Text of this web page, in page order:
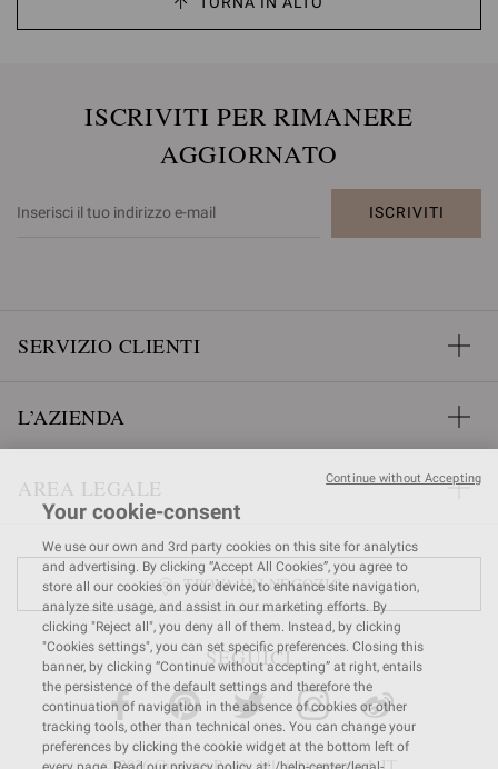
ISCRIVITI PER RIMANERE
AGGIORNATO
ISCRIVITI
SERVIZIO CLIENTI
L’AZIENDA
AREA LEGALE
TROVA UN NEGOZIO
SEGUICI
© 2026 Gianvito Rossi. All rights reserved. IT
Your cookie-consent
We use our own and 3rd party cookies on this site for analytics
and advertising. By clicking “Accept All Cookies”, you agree to
store all our cookies on your device, to enhance site navigation,
analyze site usage, and assist in our marketing efforts. By
clicking "Reject all", you deny all of them. Instead, by clicking
"Cookies settings", you can set specific preferences. Closing this
banner, by clicking “Continue without accepting” at right, entails
the persistence of the default settings and therefore the
continuation of navigation in the absence of cookies or other
tracking tools, other than technical ones. You can change your
preferences by clicking the cookie widget at the bottom left of
Continue without Accepting